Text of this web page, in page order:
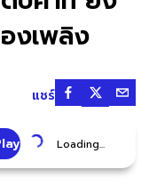
งเพลิง
แชร์
Loading...